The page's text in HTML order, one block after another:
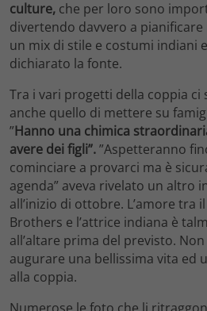
culture, che per loro sono
divertendo davvero a
un mix di stile e costumi indiani
dichiarato la fonte.
Tra i vari progetti della coppia ci
anche quello di mettere su
”Hanno una chimica
avere dei figli”.”Aspetteranno
cominciare a provarci ma è
agenda” aveva rivelato un altro
all’inizio di ottobre. L’amore tra
Brothers e l’attrice indiana è
all’altare prima del previsto.
augurare una bellissima vita ed
alla coppia.